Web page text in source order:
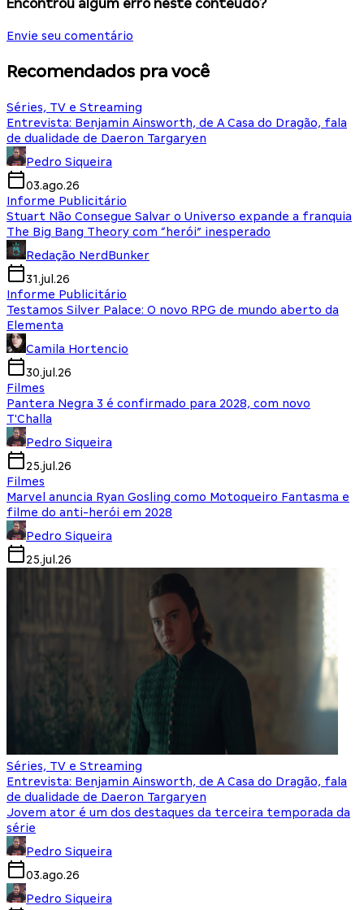
Encontrou algum erro neste conteúdo?
Envie seu comentário
Recomendados pra você
Séries, TV e Streaming
Entrevista: Benjamin Ainsworth, de A Casa do Dragão, fala
de dualidade de Daeron Targaryen
Pedro Siqueira
03.ago.26
Informe Publicitário
Stuart Não Consegue Salvar o Universo expande a franquia
The Big Bang Theory com “herói” inesperado
Redação NerdBunker
31.jul.26
Informe Publicitário
Testamos Silver Palace: O novo RPG de mundo aberto da
Elementa
Camila Hortencio
30.jul.26
Filmes
Pantera Negra 3 é confirmado para 2028, com novo
T'Challa
Pedro Siqueira
25.jul.26
Filmes
Marvel anuncia Ryan Gosling como Motoqueiro Fantasma e
filme do anti-herói em 2028
Pedro Siqueira
25.jul.26
Séries, TV e Streaming
Entrevista: Benjamin Ainsworth, de A Casa do Dragão, fala
de dualidade de Daeron Targaryen
Jovem ator é um dos destaques da terceira temporada da
série
Pedro Siqueira
03.ago.26
Pedro Siqueira